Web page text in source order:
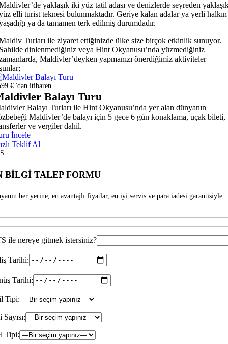
yaklaşık iki yüz tatil adası ve denizlerde seyreden
elli turist teknesi bulunmaktadır. Geriye kalan adalar ya yerli halkın
ya da tamamen terk edilmiş durumdadır.
Turları ile ziyaret ettiğinizde ülke size birçok etkinlik sunuyor.
dinlenmediğiniz veya Hint Okyanusu’nda yüzmediğiniz
Maldivler’deyken yapmanızı önerdiğimiz aktiviteler
€ 'dan itibaren
Balayı Turu
Balayı Turları ile Hint Okyanusu’nda yer alan dünyanın
Maldivler’de balayı için 5 gece 6 gün konaklama, uçak bileti,
ve vergiler dahil.
İncele
Teklif Al
BİLGİ TALEP FORMU
her yerine, en avantajlı fiyatlar, en iyi servis ve para iadesi
ile nereye gitmek istersiniz?
Tarihi:
Tarihi:
Tipi:
Tipi: